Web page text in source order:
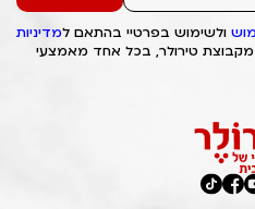
ולשימוש בפרטיי בהתאם למדיניות
מקבוצת טירולר, בכל אחד מאמצעי